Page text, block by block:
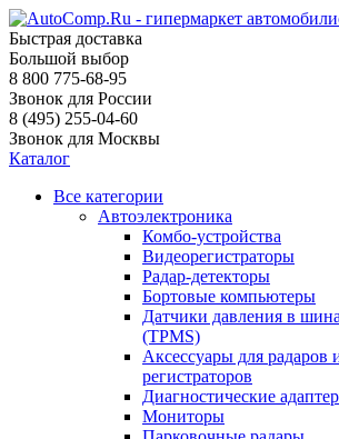
Быстрая доставка
Большой выбор
8 800 775-68-95
Звонок для России
8 (495) 255-04-60
Звонок для Москвы
Каталог
Все категории
Автоэлектроника
Комбо-устройства
Видеорегистраторы
Радар-детекторы
Бортовые компьютеры
Датчики давления в
(TPMS)
Аксессуары для радаров
регистраторов
Диагностические
Мониторы